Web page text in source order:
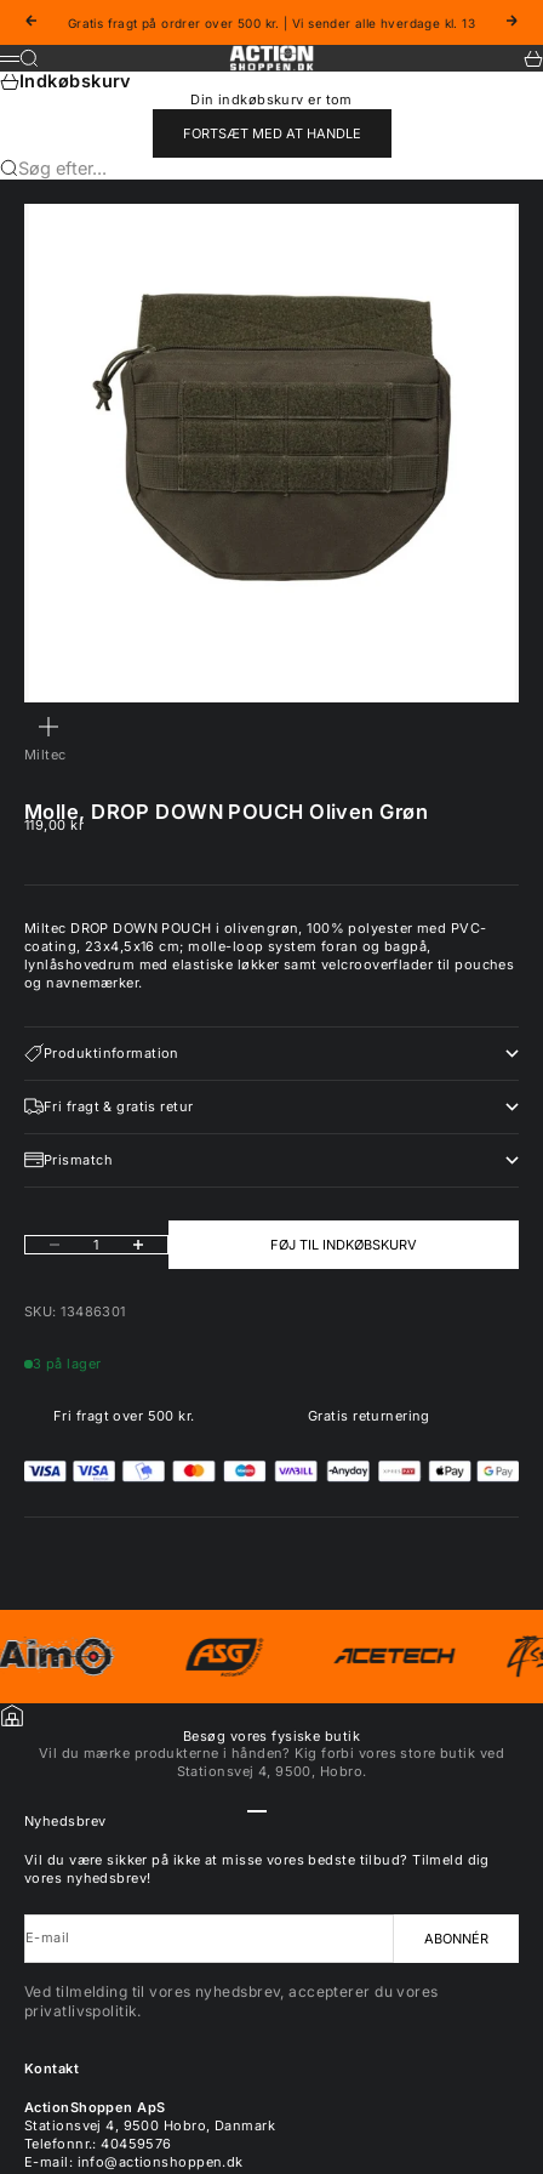
ForrigeGratis fragt på ordrer over 500 kr. | Vi sender alle hverdage kl. 13
Actionshoppen
Menu
Søg
Indkøbskurv
Din indkøbskurv er tom
FORTSÆT MED AT HANDLE
Søg efter...
Miltec
Molle, DROP DOWN POUCH Oliven Grøn
Salgspris
119,00 kr
Miltec DROP DOWN POUCH i olivengrøn, 100% polyester med PVC-
coating, 23x4,5x16 cm; molle-loop system foran og bagpå,
lynlåshovedrum med elastiske løkker samt velcrooverflader til pouches
og navnemærker.
Produktinformation
Fri fragt & gratis retur
Prismatch
Sænk antal Øg antal FØJ TIL INDKØBSKURV
SKU: 13486301
3 på lager
Fri fragt over 500 kr. Gratis returnering
Besøg vores fysiske butik
Vil du mærke produkterne i hånden? Kig forbi vores store butik ved
Stationsvej 4, 9500, Hobro.
Gå til element 1
Nyhedsbrev
Vil du være sikker på ikke at misse vores bedste tilbud? Tilmeld dig
vores nyhedsbrev!
E-mail ABONNÉR
Ved tilmelding til vores nyhedsbrev, accepterer du vores
privatlivspolitik.
Kontakt
ActionShoppen ApS
Stationsvej 4, 9500 Hobro, Danmark
Telefonnr.: 40459576
E-mail: info@actionshoppen.dk